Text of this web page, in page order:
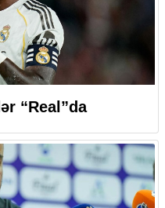
“Real”da